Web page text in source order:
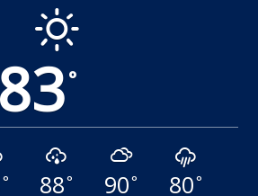
83°
° 88° 90° 80°